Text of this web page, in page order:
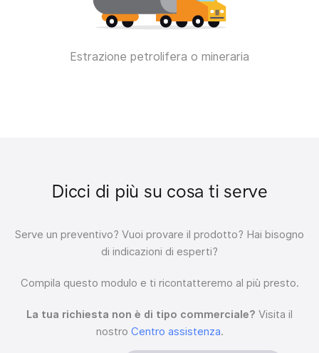
Estrazione petrolifera o mineraria
Dicci di più su cosa ti serve
Serve un preventivo? Vuoi provare il prodotto? Hai bisogno
di indicazioni di esperti?
Compila questo modulo e ti ricontatteremo al più presto.
La tua richiesta non è di tipo commerciale? Visita il
nostro Centro assistenza.